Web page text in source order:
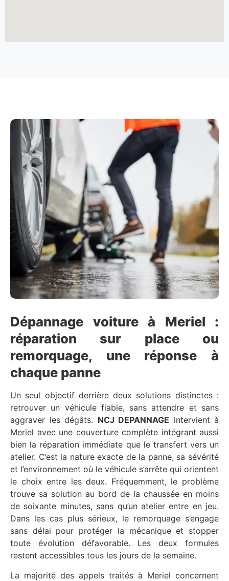
Dépannage voiture à Meriel :
réparation sur place ou
remorquage, une réponse à
chaque panne
Un seul objectif derrière deux solutions distinctes :
retrouver un véhicule fiable, sans attendre et sans
aggraver les dégâts. NCJ DEPANNAGE intervient à
Meriel avec une couverture complète intégrant aussi
bien la réparation immédiate que le transfert vers un
atelier. C’est la nature exacte de la panne, sa sévérité
et l’environnement où le véhicule s’arrête qui orientent
le choix entre les deux. Fréquemment, le problème
trouve sa solution au bord de la chaussée en moins
de soixante minutes, sans qu’un atelier entre en jeu.
Dans les cas plus sérieux, le remorquage s’engage
sans délai pour protéger la mécanique et stopper
toute évolution défavorable. Les deux formules
restent accessibles tous les jours de la semaine.
La majorité des appels traités à Meriel concernent